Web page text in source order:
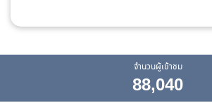
จำนวนผู้เข้าชม
88,040